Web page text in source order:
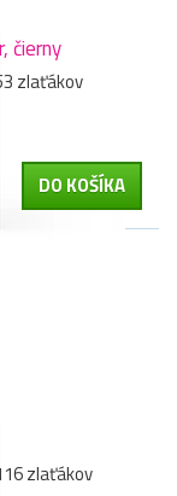
čierny
zlaťákov
DO KOŠÍKA
zlaťákov